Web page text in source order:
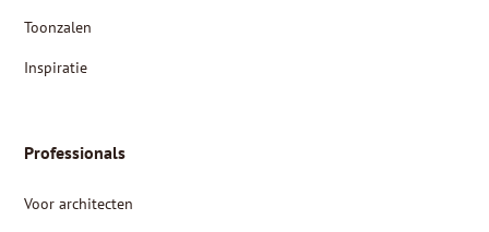
Toonzalen
Inspiratie
Professionals
Voor architecten